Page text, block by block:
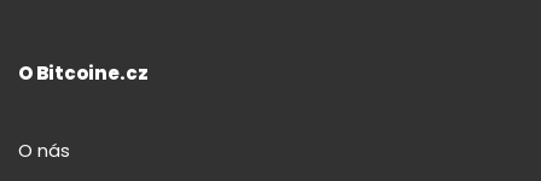
O Bitcoine.cz
O nás